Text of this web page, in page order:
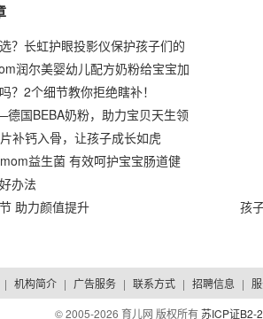
？长虹护眼投影仪保护孩子们的
润尔美婴幼儿配方奶粉给宝宝加
？2个细节教你拒绝瞎补！
国BEBA奶粉，助力宝贝天生领
补钙入骨，让孩子成长如虎
益生菌 有效呵护宝宝肠道健
办法
助力颜值提升 孩
| 机构简介 | 广告服务 | 联系方式 | 招聘信息 |
© 2005-2026 育儿网 版权所有苏ICP证B2-